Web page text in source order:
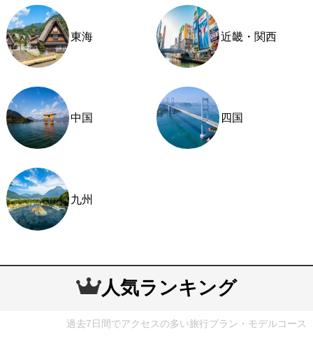
東海 近畿・関西
中国 四国
九州
人気ランキング
過去7日間でアクセスの多い旅行プラン・モデルコース